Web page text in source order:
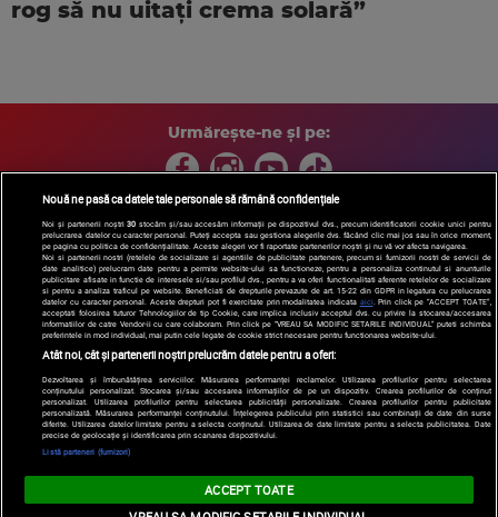
rog să nu uitați crema solară”
Urmărește-ne și pe:
Copyright © 2026 / DIGI ROMANIA S.A.
Arhiva
Comunicate de presă Politica de confidentialitate
Termeni
si conditii
Gestionați preferințele| Contact/Info Codul etic
Nouă ne pasă ca datele tale personale să rămână confidențiale
Noi și partenerii noștri30 stocăm și/sau accesăm informații pe dispozitivul dvs., precum identificatorii cookie unici pentru
prelucrarea datelor cu caracter personal. Puteți accepta sau gestiona alegerile dvs. făcând clic mai jos sau în orice moment,
pe pagina cu politica de confidențialitate. Aceste alegeri vor fi raportate partenerilor noștri și nu vă vor afecta navigarea.
Noi si partenerii nostri (retelele de socializare si agentiile de publicitate partenere, precum si furnizorii nostri de servicii de
date analitice) prelucram date pentru a permite website-ului sa functioneze, pentru a personaliza continutul si anunturile
publicitare afisate in functie de interesele si/sau profilul dvs., pentru a va oferi functionalitati aferente retelelor de socializare
si pentru a analiza traficul pe website. Beneficiati de drepturile prevazute de art. 15-22 din GDPR in legatura cu prelucrarea
datelor cu caracter personal. Aceste drepturi pot fi exercitate prin modalitatea indicata aici. Prin click pe “ACCEPT TOATE”,
acceptati folosirea tuturor Tehnologiilor de tip Cookie, care implica inclusiv acceptul dvs. cu privire la stocarea/accesarea
informatiilor de catre Vendor-ii cu care colaboram. Prin click pe “VREAU SA MODIFIC SETARILE INDIVIDUAL” puteti schimba
preferintele in mod individual, mai putin cele legate de cookie strict necesare pentru functionarea website-ului.
Atât noi, cât și partenerii noștri prelucrăm datele pentru a oferi:
Dezvoltarea și îmbunătățirea serviciilor. Măsurarea performanței reclamelor. Utilizarea profilurilor pentru selectarea
conținutului personalizat. Stocarea și/sau accesarea informațiilor de pe un dispozitiv. Crearea profilurilor de conținut
personalizat. Utilizarea profilurilor pentru selectarea publicității personalizate. Crearea profilurilor pentru publicitate
personalizată. Măsurarea performanței conținutului. Înțelegerea publicului prin statistici sau combinații de date din surse
diferite. Utilizarea datelor limitate pentru a selecta conținutul. Utilizarea de date limitate pentru a selecta publicitatea. Date
precise de geolocație și identificarea prin scanarea dispozitivului.
Listă parteneri (furnizori)
ACCEPT TOATE